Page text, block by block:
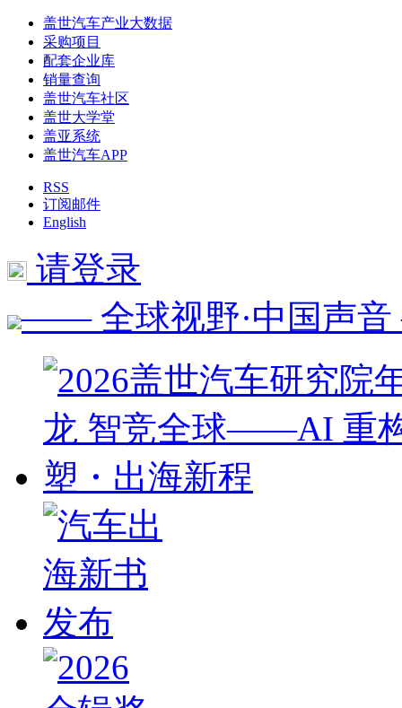
盖世汽车产业大数据
采购项目
配套企业库
销量查询
盖世汽车社区
盖世大学堂
盖亚系统
盖世汽车APP
RSS
订阅邮件
English
请登录
—— 全球视野·中国声